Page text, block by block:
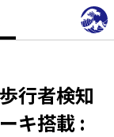
行者検知
キ搭載 :